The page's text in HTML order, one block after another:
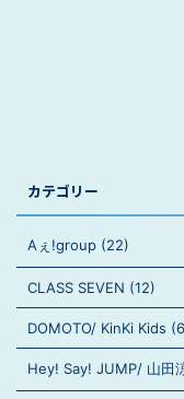
カテゴリー
Aぇ!group (22)
CLASS SEVEN (12)
DOMOTO/ KinKi Kids
Hey! Say! JUMP/ 山田